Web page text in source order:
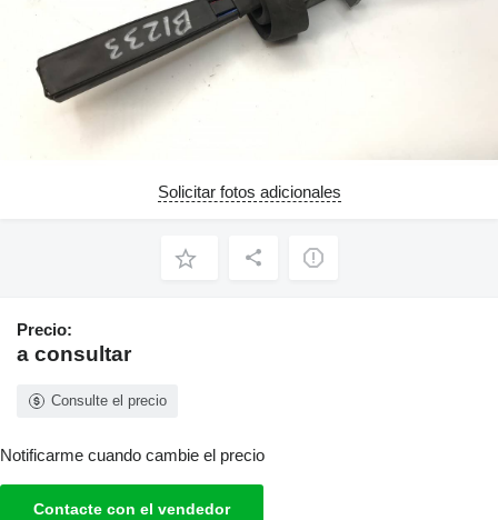
Solicitar fotos adicionales
Precio:
a consultar
Consulte el precio
Notificarme cuando cambie el precio
Contacte con el vendedor